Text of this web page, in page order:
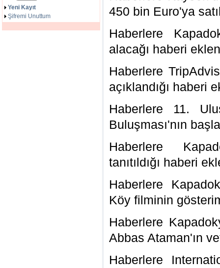
Yeni Kayıt
Şifremi Unuttum
450 bin Euro'ya
Haberlere
alacağı haberi
Haberlere
açıklandığı haberi
Haberlere 11.
Buluşması'nın
Haberlere
tanıtıldığı haberi
Haberlere
Köy filminin
Haberlere
Abbas Ataman'ın
Haberlere